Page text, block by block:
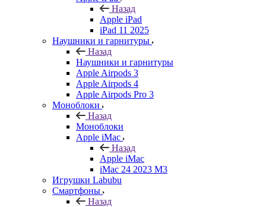
Назад
Apple iPad
iPad 11 2025
Наушники и гарнитуры
Назад
Наушники и гарнитуры
Apple Airpods 3
Apple Airpods 4
Apple Airpods Pro 3
Моноблоки
Назад
Моноблоки
Apple iMac
Назад
Apple iMac
iMac 24 2023 M3
Игрушки Labubu
Смартфоны
Назад